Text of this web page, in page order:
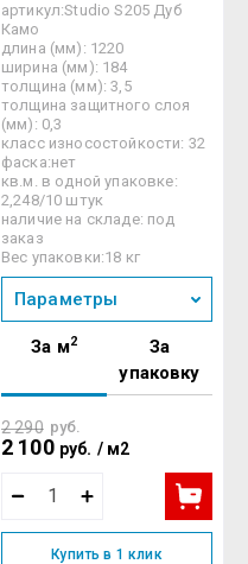
артикул:Studio S205 Дуб
Камо
длина (мм): 1220
ширина (мм): 184
толщина (мм): 3,5
толщина защитного слоя
(мм): 0,3
класс износостойкости: 32
фаска:нет
кв.м. в одной упаковке:
2,248/10 штук
наличие на складе: под
заказ
Вес упаковки:18 кг
Параметры
За м2
За
упаковку
2 290 руб.
2 100 руб. / м2
Купить в 1 клик